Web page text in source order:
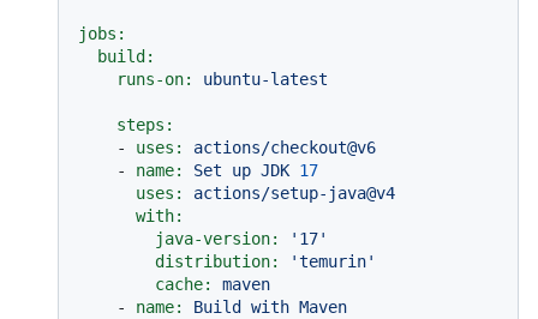
jobs:
build:
runs-on:
ubuntu-latest
steps:
-
uses:
actions/checkout@v6
-
name: Set up JDK 17
uses:
actions/setup-java@v4
with:
java-version:
'17'
distribution:
'temurin'
cache:
maven
-
name: Build with Maven